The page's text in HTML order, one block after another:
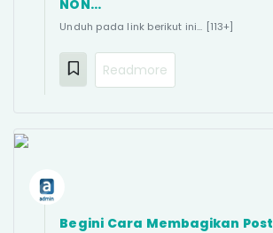
NON…
Unduh pada link berikut ini... [113+]
Readmore
Begini Cara Membagikan